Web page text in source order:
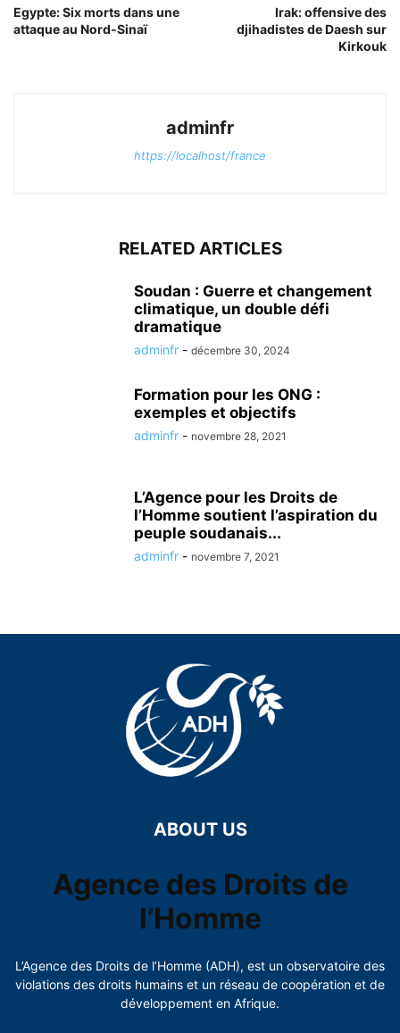
Egypte: Six morts dans une
attaque au Nord-Sinaï
Irak: offensive des
djihadistes de Daesh sur
Kirkouk
adminfr
https://localhost/france
RELATED ARTICLES
Soudan : Guerre et changement
climatique, un double défi
dramatique
adminfr - décembre 30, 2024
Formation pour les ONG :
exemples et objectifs
adminfr - novembre 28, 2021
L’Agence pour les Droits de
l’Homme soutient l’aspiration du
peuple soudanais...
adminfr - novembre 7, 2021
ABOUT US
Agence des Droits de
l’Homme
L’Agence des Droits de l’Homme (ADH), est un observatoire des
violations des droits humains et un réseau de coopération et de
développement en Afrique.